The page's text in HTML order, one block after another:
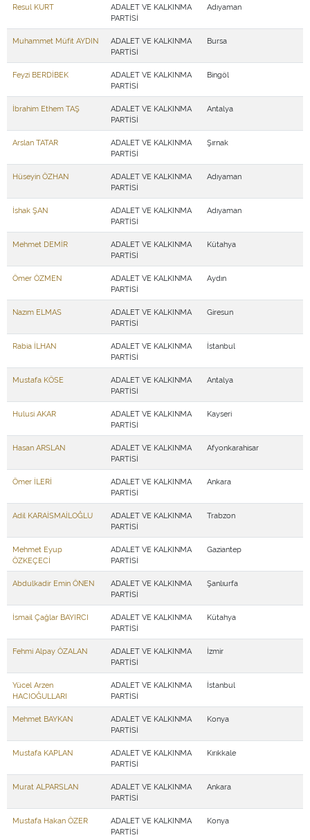
Resul KURT
ADALET VE KALKINMA
PARTİSİ
Adıyaman
Muhammet Müfit AYDIN
ADALET VE KALKINMA
PARTİSİ
Bursa
Feyzi BERDİBEK
ADALET VE KALKINMA
PARTİSİ
Bingöl
İbrahim Ethem TAŞ
ADALET VE KALKINMA
PARTİSİ
Antalya
Arslan TATAR
ADALET VE KALKINMA
PARTİSİ
Şırnak
Hüseyin ÖZHAN
ADALET VE KALKINMA
PARTİSİ
Adıyaman
İshak ŞAN
ADALET VE KALKINMA
PARTİSİ
Adıyaman
Mehmet DEMİR
ADALET VE KALKINMA
PARTİSİ
Kütahya
Ömer ÖZMEN
ADALET VE KALKINMA
PARTİSİ
Aydın
Nazım ELMAS
ADALET VE KALKINMA
PARTİSİ
Giresun
Rabia İLHAN
ADALET VE KALKINMA
PARTİSİ
İstanbul
Mustafa KÖSE
ADALET VE KALKINMA
PARTİSİ
Antalya
Hulusi AKAR
ADALET VE KALKINMA
PARTİSİ
Kayseri
Hasan ARSLAN
ADALET VE KALKINMA
PARTİSİ
Afyonkarahisar
Ömer İLERİ
ADALET VE KALKINMA
PARTİSİ
Ankara
Adil KARAİSMAİLOĞLU
ADALET VE KALKINMA
PARTİSİ
Trabzon
Mehmet Eyup
ÖZKEÇECİ
ADALET VE KALKINMA
PARTİSİ
Gaziantep
Abdulkadir Emin ÖNEN
ADALET VE KALKINMA
PARTİSİ
Şanlıurfa
İsmail Çağlar BAYIRCI
ADALET VE KALKINMA
PARTİSİ
Kütahya
Fehmi Alpay ÖZALAN
ADALET VE KALKINMA
PARTİSİ
İzmir
Yücel Arzen
HACIOĞULLARI
ADALET VE KALKINMA
PARTİSİ
İstanbul
Mehmet BAYKAN
ADALET VE KALKINMA
PARTİSİ
Konya
Mustafa KAPLAN
ADALET VE KALKINMA
PARTİSİ
Kırıkkale
Murat ALPARSLAN
ADALET VE KALKINMA
PARTİSİ
Ankara
Mustafa Hakan ÖZER
ADALET VE KALKINMA
PARTİSİ
Konya